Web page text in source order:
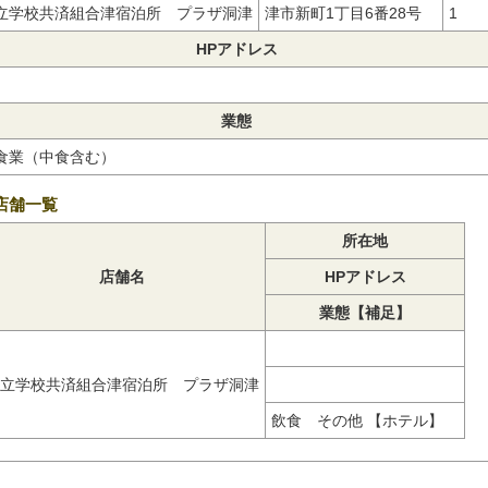
学校共済組合津宿泊所 プラザ洞津 津市新町1丁目6番28号 1
HPアドレス
業態
業（中食含む）
舗一覧
店舗名
所在地
HPアドレス
業態【補足】
学校共済組合津宿泊所 プラザ洞津
飲食 その他 【ホテル】